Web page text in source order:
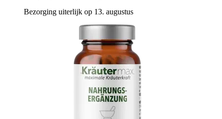
Bezorging uiterlijk op 13. augustus